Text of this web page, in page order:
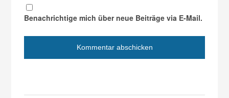
Benachrichtige mich über neue Beiträge via E-Mail.